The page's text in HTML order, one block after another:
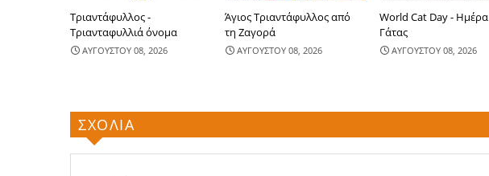
Τριαντάφυλλος -
Τριανταφυλλιά όνομα
ΑΥΓΟΥΣΤΟΥ 08, 2026
Άγιος Τριαντάφυλλος από
τη Ζαγορά
ΑΥΓΟΥΣΤΟΥ 08, 2026
World Cat Day - Ημέρα
Γάτας
ΑΥΓΟΥΣΤΟΥ 08, 2026
ΣΧΟΛΙΑ